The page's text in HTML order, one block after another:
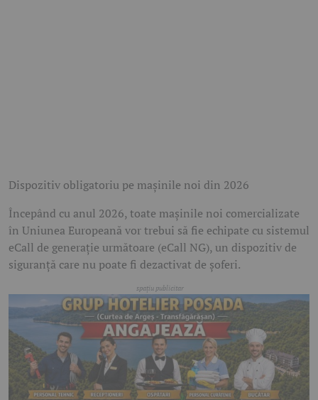
Dispozitiv obligatoriu pe mașinile noi din 2026
Începând cu anul 2026, toate mașinile noi comercializate
în Uniunea Europeană vor trebui să fie echipate cu sistemul
eCall de generație următoare (eCall NG), un dispozitiv de
siguranță care nu poate fi dezactivat de șoferi.